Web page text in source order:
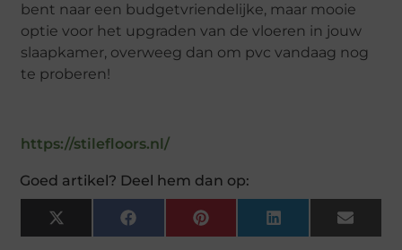
bent naar een budgetvriendelijke, maar mooie
optie voor het upgraden van de vloeren in jouw
slaapkamer, overweeg dan om pvc vandaag nog
te proberen!
https://stilefloors.nl/
Goed artikel? Deel hem dan op:
X
(Twitter)
FacebookPinterestLinkedInEmail